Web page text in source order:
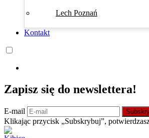
Lech Poznań
Kontakt
Zapisz się do newslettera!
E-mail
Klikając przycisk „Subskrybuj”,